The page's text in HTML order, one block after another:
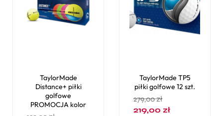
TaylorMade
Distance+ piłki
golfowe
PROMOCJA kolor
TaylorMade TP5
piłki golfowe 12 szt.
279,00zł
219,00 zł